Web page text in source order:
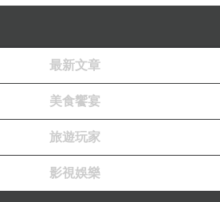
易忽略）
本）
最新文章
美食饗宴
旅遊玩家
影視娛樂